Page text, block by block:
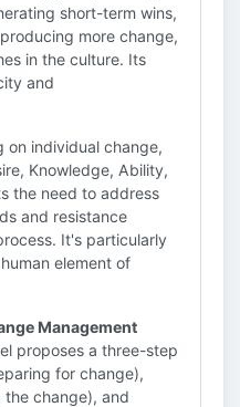
short-term wins,
more change,
in the culture. Its
and
on individual change,
Knowledge, Ability,
the need to address
and resistance
It's particularly
element of
Management
proposes a three-step
for change),
the change), and